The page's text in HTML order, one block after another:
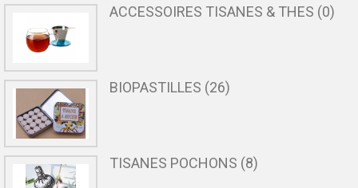
ACCESSOIRES TISANES & THES (0)
BIOPASTILLES (26)
TISANES POCHONS (8)